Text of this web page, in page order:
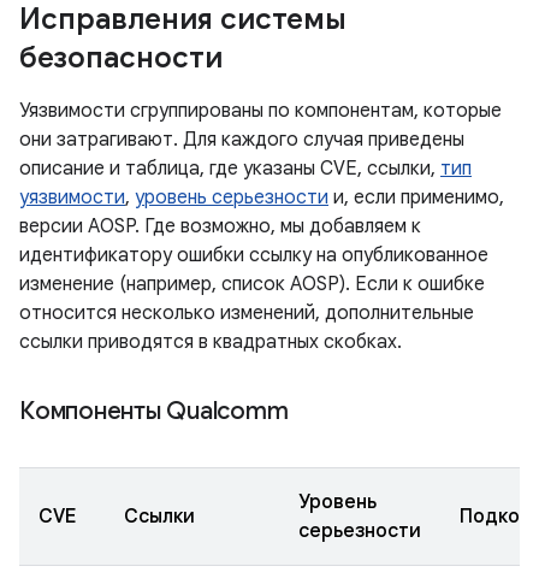
Исправления системы
безопасности
Уязвимости сгруппированы по компонентам, которые
они затрагивают. Для каждого случая приведены
описание и таблица, где указаны CVE, ссылки, тип
уязвимости, уровень серьезности и, если применимо,
версии AOSP. Где возможно, мы добавляем к
идентификатору ошибки ссылку на опубликованное
изменение (например, список AOSP). Если к ошибке
относится несколько изменений, дополнительные
ссылки приводятся в квадратных скобках.
Компоненты Qualcomm
CVE Ссылки
Уровень
серьезности